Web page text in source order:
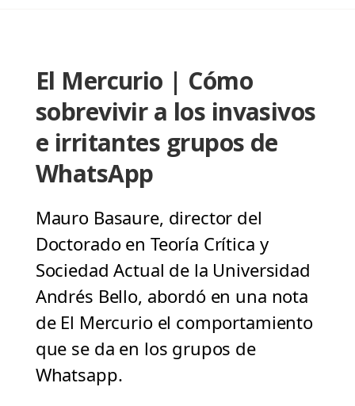
El Mercurio | Cómo
sobrevivir a los invasivos
e irritantes grupos de
WhatsApp
Mauro Basaure, director del
Doctorado en Teoría Crítica y
Sociedad Actual de la Universidad
Andrés Bello, abordó en una nota
de El Mercurio el comportamiento
que se da en los grupos de
Whatsapp.